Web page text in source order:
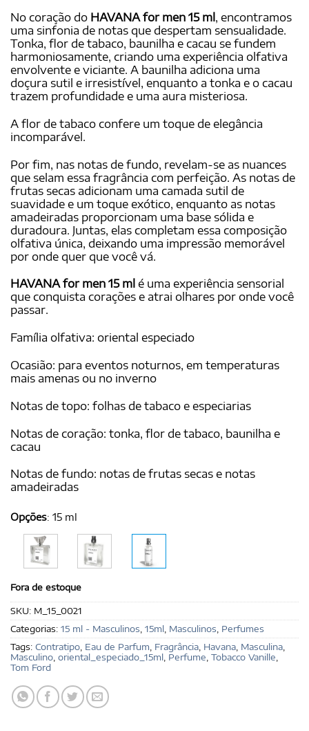
No coração do HAVANA for men 15 ml , encontramos
uma sinfonia de notas que despertam sensualidade.
Tonka, flor de tabaco, baunilha e cacau se fundem
harmoniosamente, criando uma experiência olfativa
envolvente e viciante. A baunilha adiciona uma
doçura sutil e irresistível, enquanto a tonka e o cacau
trazem profundidade e uma aura misteriosa.
A flor de tabaco confere um toque de elegância
incomparável.
Por fim, nas notas de fundo, revelam-se as nuances
que selam essa fragrância com perfeição. As notas de
frutas secas adicionam uma camada sutil de
suavidade e um toque exótico, enquanto as notas
amadeiradas proporcionam uma base sólida e
duradoura. Juntas, elas completam essa composição
olfativa única, deixando uma impressão memorável
por onde quer que você vá.
HAVANA for men 15 ml é uma experiência sensorial
que conquista corações e atrai olhares por onde você
passar.
Família olfativa: oriental especiado
Ocasião: para eventos noturnos, em temperaturas
mais amenas ou no inverno
Notas de topo: folhas de tabaco e especiarias
Notas de coração: tonka, flor de tabaco, baunilha e
cacau
Notas de fundo: notas de frutas secas e notas
amadeiradas
Opções: 15 ml
Fora de estoque
SKU: M_15_0021
Categorias: 15 ml - Masculinos 15ml Masculinos Perfumes
Tags: Contratipo Eau de Parfum Fragrância Havana Masculina
Masculino oriental_especiado_15ml Perfume Tobacco Vanille
Tom Ford